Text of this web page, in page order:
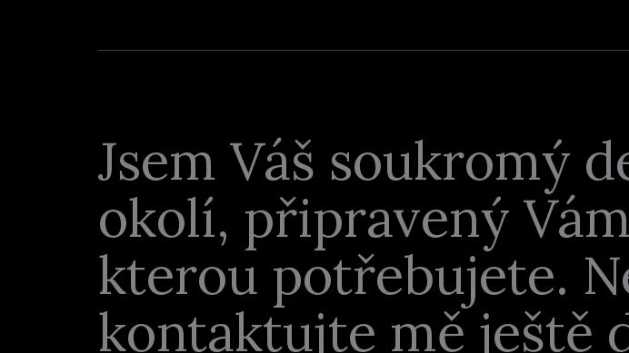
Jsem Váš soukromý
okolí, připravený
kterou potřebujete.
kontaktujte mě ještě